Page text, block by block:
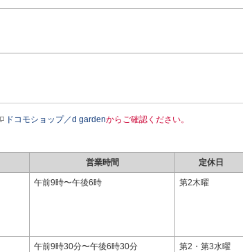
ドコモショップ／d gardenからご確認ください。
営業時間 定休日
午前9時〜午後6時 第2木曜
午前9時30分〜午後6時30分 第2・第3水曜